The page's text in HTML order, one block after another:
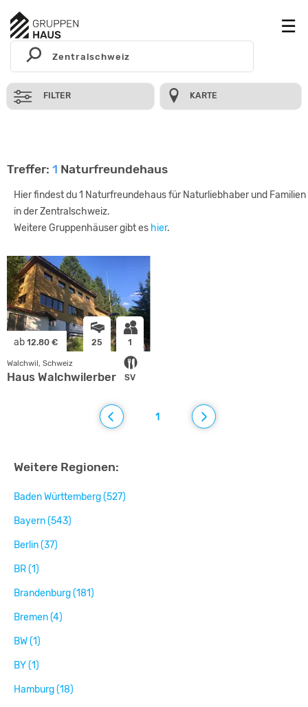
FILTER KARTE
Treffer: 1 Naturfreundehaus
Hier findest du 1 Naturfreundehaus für Naturliebhaber und Familien
in der Zentralschweiz.
Weitere Gruppenhäuser gibt es hier.
ab 12.80 € 25 1
SV
Walchwil, Schweiz
Haus Walchwilerberg
1
Weitere Regionen:
Baden Württemberg (527)
Bayern (543)
Berlin (37)
BR (1)
Brandenburg (181)
Bremen (4)
BW (1)
BY (1)
Hamburg (18)